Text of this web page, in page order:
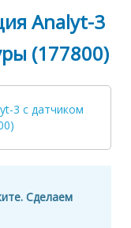
Analyt-3
(177800)
Сделаем